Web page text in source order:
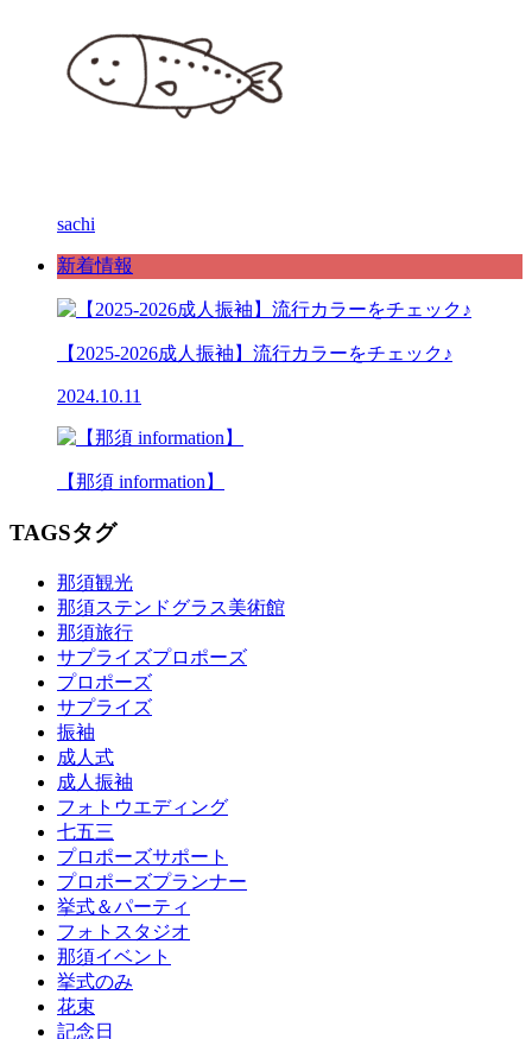
sachi
新着情報
【2025-2026成人振袖】流行カラーをチェック♪
2024.10.11
【那須 information】
TAGSタグ
那須観光
那須ステンドグラス美術館
那須旅行
サプライズプロポーズ
プロポーズ
サプライズ
振袖
成人式
成人振袖
フォトウエディング
七五三
プロポーズサポート
プロポーズプランナー
挙式＆パーティ
フォトスタジオ
那須イベント
挙式のみ
花束
記念日